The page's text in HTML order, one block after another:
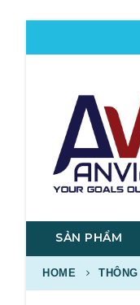
SẢN PHẨM
HOME